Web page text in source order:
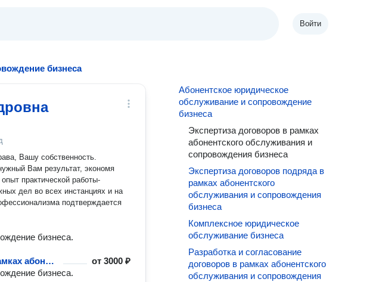
Войти
бизнеса
Вашу собственность.
Вам результат, экономя
дел во всех инстанциях и на
подтверждается
бизнеса.
Экспертиза договоров в рамках абонентского обслуживания и сопровождения бизнеса от3000 ₽
бизнеса.
Абонентское юридическое
обслуживание и сопровождение
бизнеса
Экспертиза договоров в рамках
абонентского обслуживания и
сопровождения бизнеса
Экспертиза договоров подряда в
рамках абонентского
обслуживания и сопровождения
бизнеса
Комплексное юридическое
обслуживание бизнеса
Разработка и согласование
договоров в рамках абонентского
обслуживания и сопровождения